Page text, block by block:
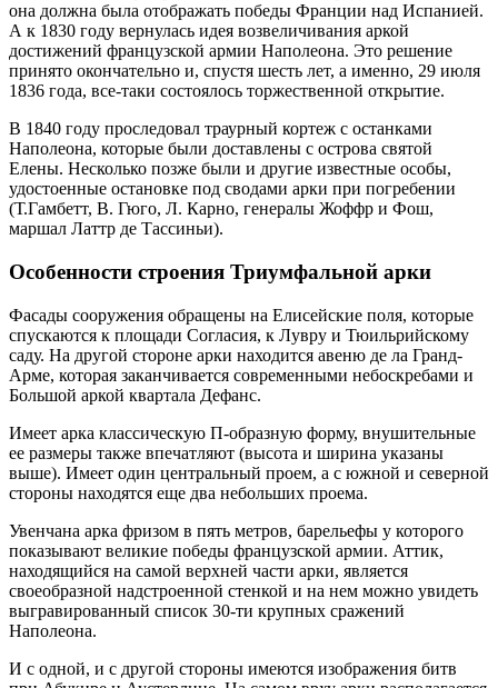
она должна была отображать победы Франции над Испанией.
А к 1830 году вернулась идея возвеличивания аркой
достижений французской армии Наполеона. Это решение
принято окончательно и, спустя шесть лет, а именно, 29 июля
1836 года, все-таки состоялось торжественной открытие.
В 1840 году проследовал траурный кортеж с останками
Наполеона, которые были доставлены с острова святой
Елены. Несколько позже были и другие известные особы,
удостоенные остановке под сводами арки при погребении
(Т.Гамбетт, В. Гюго, Л. Карно, генералы Жоффр и Фош,
маршал Латтр де Тассиньи).
Особенности строения Триумфальной арки
Фасады сооружения обращены на Елисейские поля, которые
спускаются к площади Согласия, к Лувру и Тюильрийскому
саду. На другой стороне арки находится авеню де ла Гранд-
Арме, которая заканчивается современными небоскребами и
Большой аркой квартала Дефанс.
Имеет арка классическую П-образную форму, внушительные
ее размеры также впечатляют (высота и ширина указаны
выше). Имеет один центральный проем, а с южной и северной
стороны находятся еще два небольших проема.
Увенчана арка фризом в пять метров, барельефы у которого
показывают великие победы французской армии. Аттик,
находящийся на самой верхней части арки, является
своеобразной надстроенной стенкой и на нем можно увидеть
выгравированный список 30-ти крупных сражений
Наполеона.
И с одной, и с другой стороны имеются изображения битв